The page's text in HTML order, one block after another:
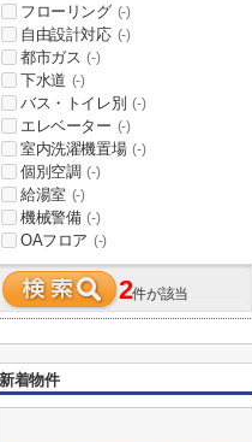
フローリング (-)
自由設計対応 (-)
都市ガス (-)
下水道 (-)
バス・トイレ別 (-)
エレベーター (-)
室内洗濯機置場 (-)
個別空調 (-)
給湯室 (-)
機械警備 (-)
OAフロア (-)
2件が該当
新着物件